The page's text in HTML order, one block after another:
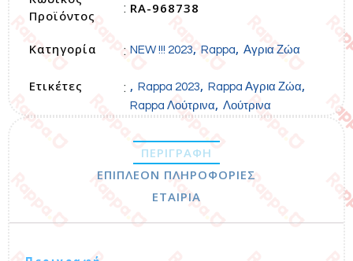
Προϊόντος
: RA-968738
Κατηγορία : NEW !!! 2023, Rappa, Αγρια Ζώα
Ετικέτες : , Rappa 2023, Rappa Αγρια Ζώα,
Rappa Λούτρινα, Λούτρινα
ΠΕΡΙΓΡΑΦΉ
ΕΠΙΠΛΈΟΝ ΠΛΗΡΟΦΟΡΊΕΣ
ΕΤΑΙΡΊΑ